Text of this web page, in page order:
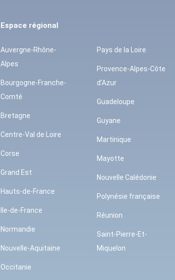
Espace régional
Auvergne-Rhône-
Alpes
Bourgogne-Franche-
Comté
Bretagne
Centre-Val de Loire
Corse
Grand Est
Hauts-de-France
Ile-de-France
Normandie
Nouvelle-Aquitaine
Occitanie
Pays de la Loire
Provence-Alpes-Côte
d’Azur
Guadeloupe
Guyane
Martinique
Mayotte
Nouvelle Calédonie
Polynésie française
Réunion
Saint-Pierre-Et-
Miquelon